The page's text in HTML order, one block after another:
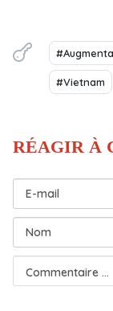
#Vietnam